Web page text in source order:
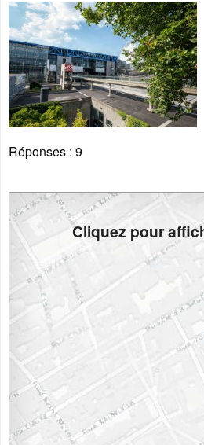
Réponses : 9
Cliquez pour